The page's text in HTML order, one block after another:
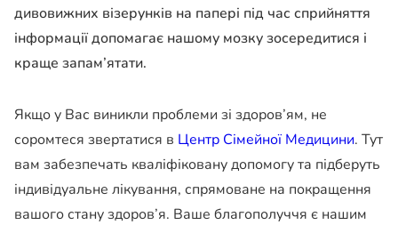
дивовижних візерунків на папері під час сприйняття
інформації допомагає нашому мозку зосередитися і
краще запам’ятати.
Якщо у Вас виникли проблеми зі здоров’ям, не
соромтеся звертатися в Центр Сімейної Медицини. Тут
вам забезпечать кваліфіковану допомогу та підберуть
індивідуальне лікування, спрямоване на покращення
вашого стану здоров’я. Ваше благополуччя є нашим